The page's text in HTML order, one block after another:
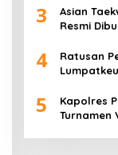
3
Asian
Resmi
4
Ratusan
5
Kapolres
Turnamen